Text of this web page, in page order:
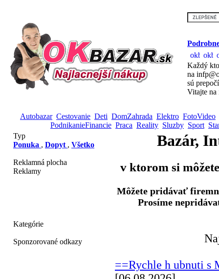
Každý
na
sú
Vitajte na
Autobazar Cestovanie Deti DomZahrada Elektro FotoVideo
PodnikanieFinancie Praca Reality Sluzby Sport
Typ
Ponuka , Dopyt , Všetko
Reklamná plocha
Reklamy
Kategórie
Sponzorované odkazy
Bazár,
v ktorom si
Môžete pridávať
Prosíme
==Rychle h ubnuti s